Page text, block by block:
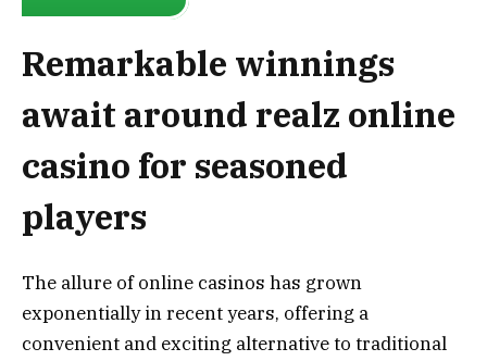
Remarkable winnings
await around realz online
casino for seasoned
players
The allure of online casinos has grown
exponentially in recent years, offering a
convenient and exciting alternative to traditional